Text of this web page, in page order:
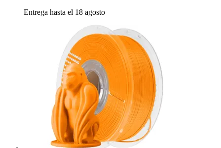
Entrega hasta el 18 agosto